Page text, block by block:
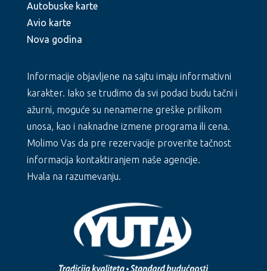
Autobuske karte
Avio karte
Nova godina
Informacije objavljene na sajtu imaju informativni
karakter. Iako se trudimo da svi podaci budu tačni i
ažurni, moguće su nenamerne greške prilikom
unosa, kao i naknadne izmene programa ili cena.
Molimo Vas da pre rezervacije proverite tačnost
informacija kontaktiranjem naše agencije.
Hvala na razumevanju.